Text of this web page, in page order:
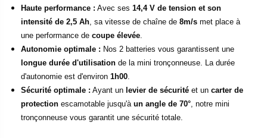
Haute performance : Avec ses 14,4 V de tension et son
intensité de 2,5 Ah, sa vitesse de chaîne de 8m/s met place à
une performance de coupe élevée.
Autonomie optimale : Nos 2 batteries vous garantissent une
longue durée d'utilisation de la mini tronçonneuse. La durée
d'autonomie est d'environ 1h00.
Sécurité optimale : Ayant un levier de sécurité et un carter de
protection escamotable jusqu'à un angle de 70°, notre mini
tronçonneuse vous garantit une sécurité totale.